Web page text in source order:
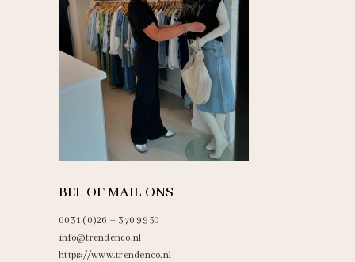
BEL OF MAIL ONS
0031 (0)26 – 370 99 50
info@trendenco.nl
https://www.trendenco.nl